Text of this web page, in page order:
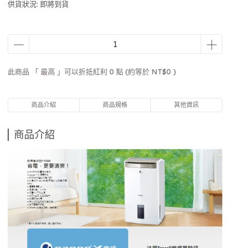
供貨狀況: 即將到貨
此商品 「 最高 」可以折抵紅利 0 點 (約等於 NT$0 )
商品介紹 商品規格 其他資訊
商品介紹